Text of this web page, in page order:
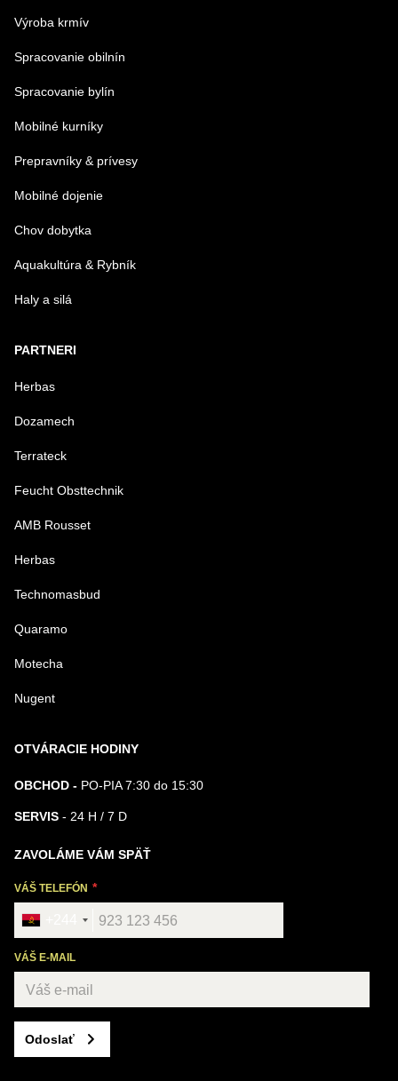
Výroba krmív
Spracovanie obilnín
Spracovanie bylín
Mobilné kurníky
Prepravníky & prívesy
Mobilné dojenie
Chov dobytka
Aquakultúra & Rybník
Haly a silá
PARTNERI
Herbas
Dozamech
Terrateck
Feucht Obsttechnik
AMB Rousset
Herbas
Technomasbud
Quaramo
Motecha
Nugent
OTVÁRACIE HODINY
OBCHOD - PO-PIA 7:30 do 15:30
SERVIS - 24 H / 7 D
ZAVOLÁME VÁM SPÄŤ
VÁŠ TELEFÓN
VÁŠ E-MAIL
Odoslať